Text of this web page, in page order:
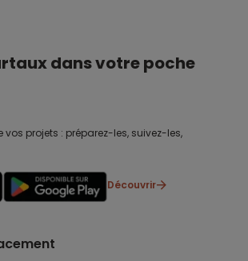
dans votre poche
vos projets : préparez-les, suivez-les,
Découvrir